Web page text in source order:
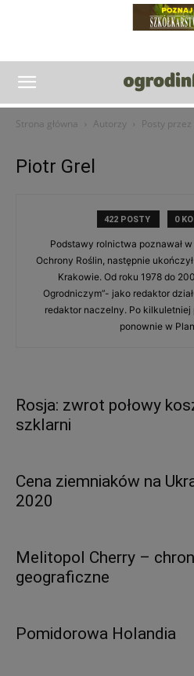
Strona główna Autorzy Posty
Piotr Grel
422 POSTY 0
Podstawy rolnictwa poznawał
Ochrony Roślin, następnie
Krakowie. Od roku 1978 do
Ogrodniczym”- jako redaktor
redaktor naczelny. Po kilkuletniej
ponownie w
Rosja: zwrot połowy
szklarni
Cena ziemniaków na
2020
Melitopol Cherry –
geograficzne
Pomidorowa Holandia